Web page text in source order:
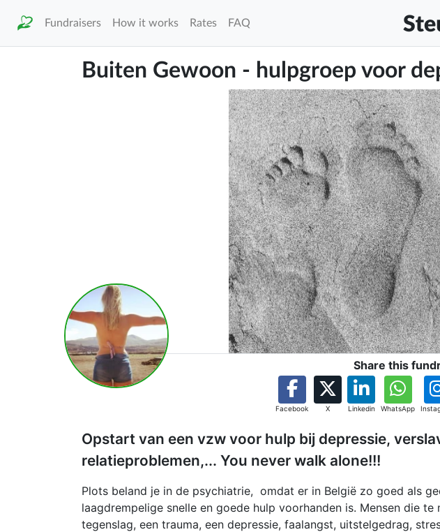
Fundraisers How it works Rates FAQ
Buiten Gewoon - hulpgroep voor
Share this
Facebook X Linkedin WhatsApp
Opstart van een vzw voor hulp bij depressie,
relatieproblemen,... You never walk alone!!!
Plots beland je in de psychiatrie, omdat er in België zo goed als
laagdrempelige snelle en goede hulp voorhanden is. Mensen die te
tegenslag, een trauma, een depressie, faalangst, uitstelgedrag,